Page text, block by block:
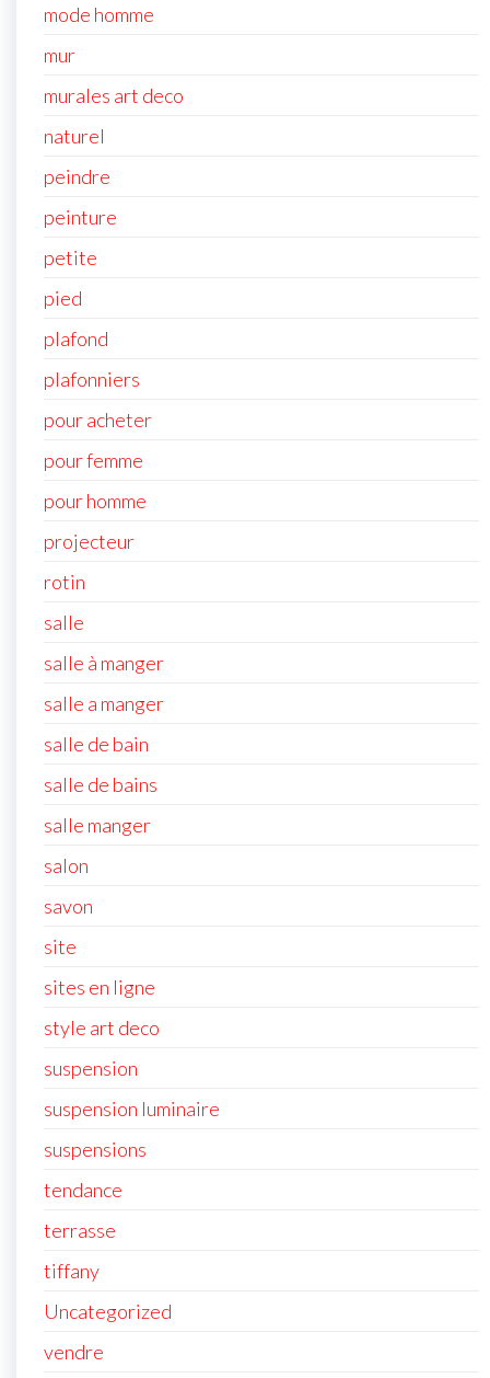
mode homme
mur
murales art deco
naturel
peindre
peinture
petite
pied
plafond
plafonniers
pour acheter
pour femme
pour homme
projecteur
rotin
salle
salle à manger
salle a manger
salle de bain
salle de bains
salle manger
salon
savon
site
sites en ligne
style art deco
suspension
suspension luminaire
suspensions
tendance
terrasse
tiffany
Uncategorized
vendre